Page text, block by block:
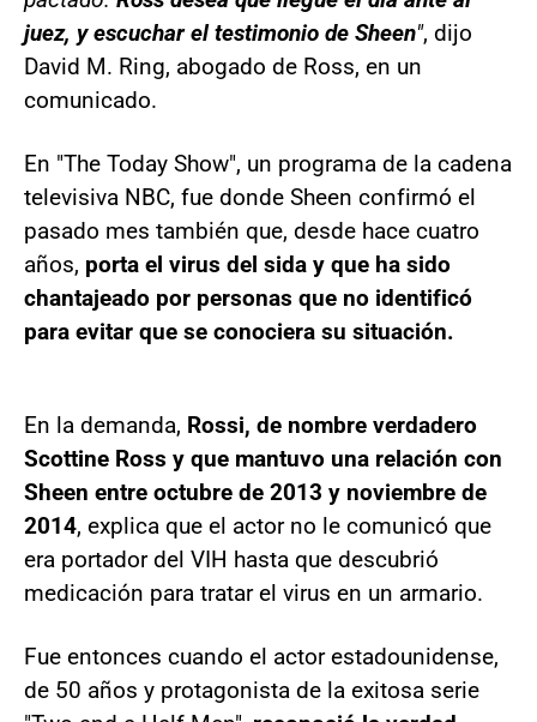
juez, y escuchar el testimonio de Sheen", dijo
David M. Ring, abogado de Ross, en un
comunicado.
En "The Today Show", un programa de la cadena
televisiva NBC, fue donde Sheen confirmó el
pasado mes también que, desde hace cuatro
años, porta el virus del sida y que ha sido
chantajeado por personas que no identificó
para evitar que se conociera su situación.
En la demanda, Rossi, de nombre verdadero
Scottine Ross y que mantuvo una relación con
Sheen entre octubre de 2013 y noviembre de
2014, explica que el actor no le comunicó que
era portador del VIH hasta que descubrió
medicación para tratar el virus en un armario.
Fue entonces cuando el actor estadounidense,
de 50 años y protagonista de la exitosa serie